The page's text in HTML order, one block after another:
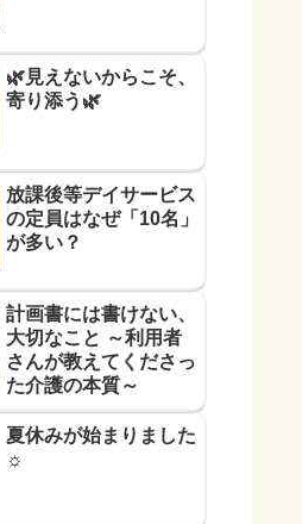
🌿見えないからこそ、
寄り添う🌿
放課後等デイサービス
の定員はなぜ「10名」
が多い？
計画書には書けない、
大切なこと ～利用者
さんが教えてくださっ
た介護の本質～
夏休みが始まりました
☼